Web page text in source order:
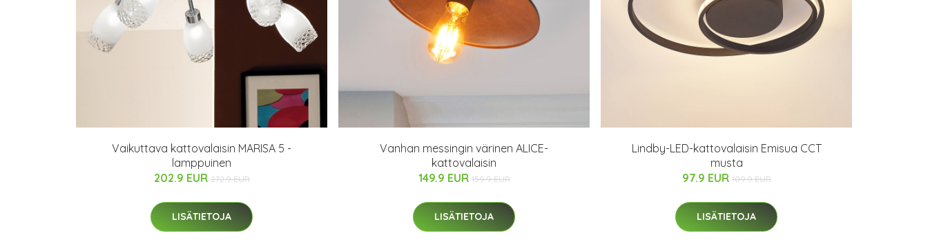
Vaikuttava kattovalaisin MARISA 5 -
lamppuinen
202.9 EUR 272.9 EUR
LISÄTIETOJA
Vanhan messingin värinen ALICE-
kattovalaisin
149.9 EUR 159.9 EUR
LISÄTIETOJA
Lindby-LED-kattovalaisin Emisua CCT
musta
97.9 EUR 109.9 EUR
LISÄTIETOJA